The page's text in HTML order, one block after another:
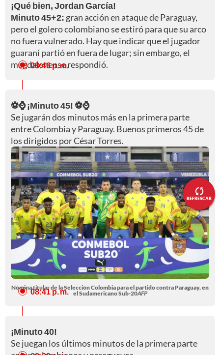
REFRESCAR
¡Qué bien, Jordan García!
Minuto 45+2: gran acción en ataque de Paraguay,
pero el golero colombiano se estiró para que su arco
no fuera vulnerado. Hay que indicar que el jugador
guaraní partió en fuera de lugar; sin embargo, el
magdalenense respondió.
08:46 p. m.
⚽⌚ ¡Minuto 45! ⚽⌚
Se jugarán dos minutos más en la primera parte
entre Colombia y Paraguay. Buenos primeros 45 de
los dirigidos por César Torres.
Nómina titular de la Selección Colombia para el partido contra Paraguay, en
el Sudamericano Sub-20AFP
08:41 p. m.
¡Minuto 40!
Se juegan los últimos minutos de la primera parte